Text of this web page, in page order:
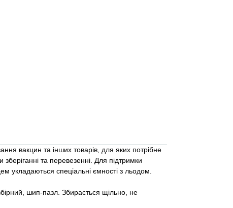
вакцин та інших товарів, для яких потрібне
та перевезенні. Для підтримки
укладаються спеціальні ємності з льодом.
шип-пазл. Збирається щільно, не